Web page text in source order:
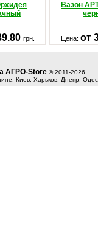
Вазон
грн. Цена: от
АГРО-Store © 2011-2026
Киев, Харьков, Днепр,